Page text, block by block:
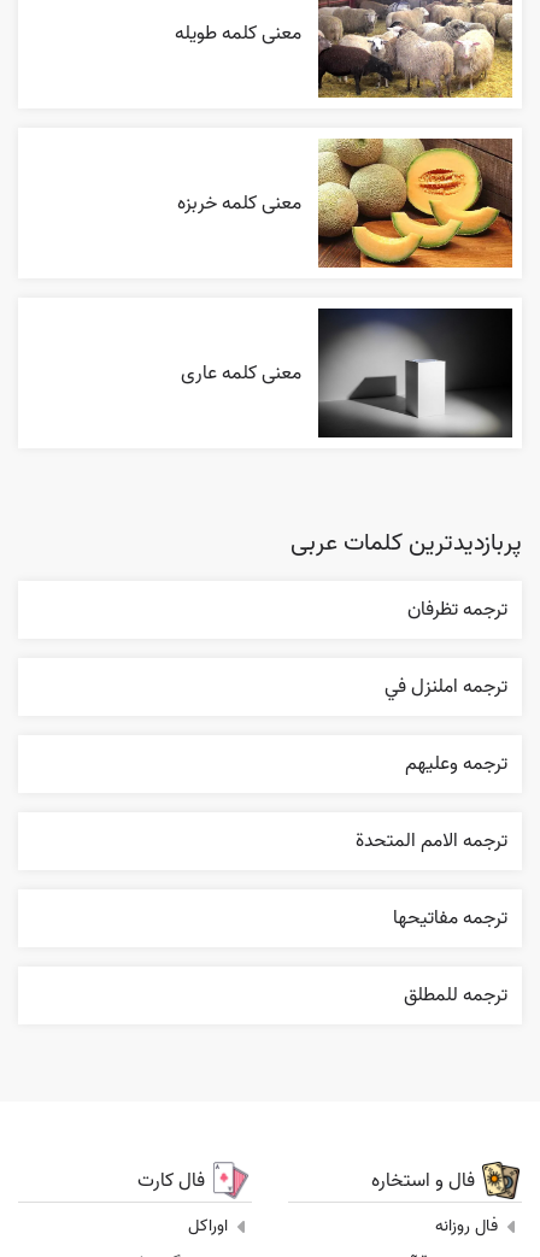
معنی کلمه طویله
معنی کلمه خربزه
معنی کلمه عاری
پربازدیدترین کلمات عربی
ترجمه تظرفان
ترجمه املنزل في
ترجمه وعليهم
ترجمه الامم المتحدة
ترجمه مفاتيحها
ترجمه للمطلق
فال و استخاره
فال روزانه
فال کارت
اوراکل